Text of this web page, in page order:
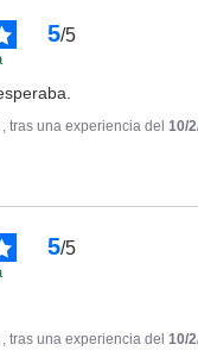
JADED 672
5/5
, tras una experiencia del 10/
5/5
, tras una experiencia del 10/